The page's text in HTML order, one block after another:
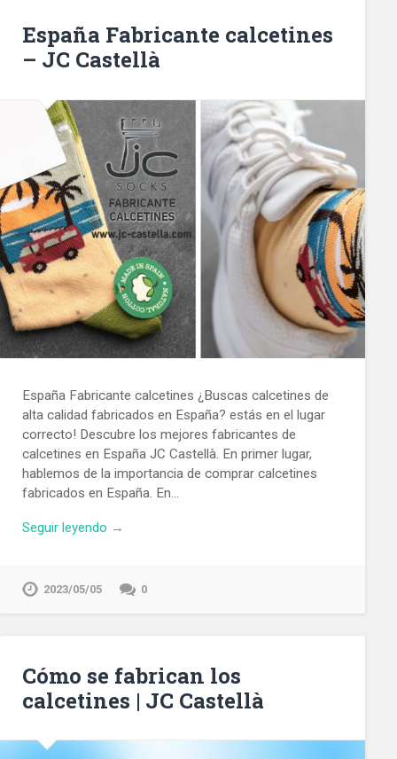
España Fabricante calcetines
– JC Castellà
España Fabricante calcetines ¿Buscas calcetines de
alta calidad fabricados en España? estás en el lugar
correcto! Descubre los mejores fabricantes de
calcetines en España JC Castellà. En primer lugar,
hablemos de la importancia de comprar calcetines
fabricados en España. En…
Seguir leyendo →
2023/05/05 0
Cómo se fabrican los
calcetines | JC Castellà